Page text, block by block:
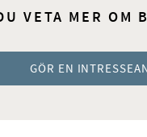
VETA MER OM
GÖR EN